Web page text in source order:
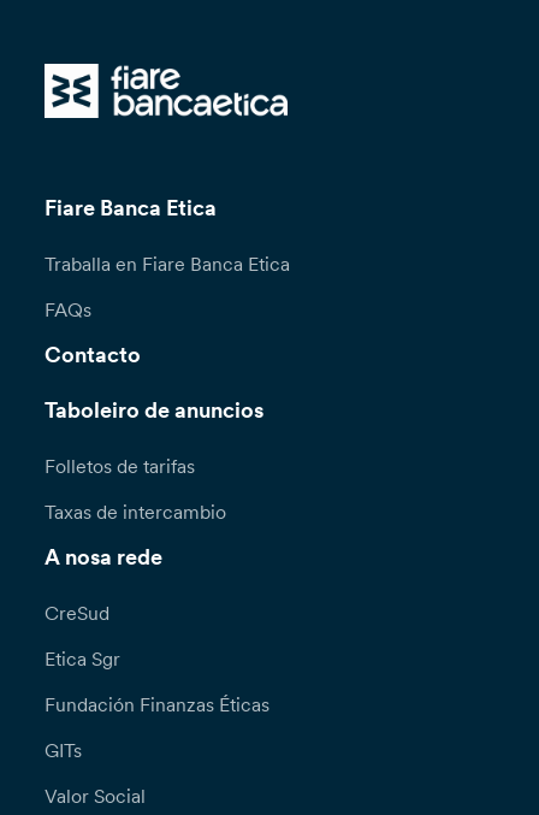
Fiare Banca Etica
Traballa en Fiare Banca Etica
FAQs
Contacto
Taboleiro de anuncios
Folletos de tarifas
Taxas de intercambio
A nosa rede
CreSud
Etica Sgr
Fundación Finanzas Éticas
GITs
Valor Social